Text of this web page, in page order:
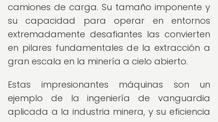
camiones de carga. Su tamaño imponente y
su capacidad para operar en entornos
extremadamente desafiantes las convierten
en pilares fundamentales de la extracción a
gran escala en la minería a cielo abierto.
Estas impresionantes máquinas son un
ejemplo de la ingeniería de vanguardia
aplicada a la industria minera, y su eficiencia